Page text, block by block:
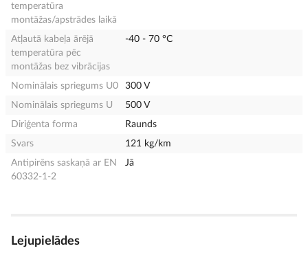
temperatūra
montāžas/apstrādes laikā
Atļautā kabeļa ārējā
temperatūra pēc
montāžas bez vibrācijas
-40 - 70 °C
Nominālais spriegums U0
300 V
Nominālais spriegums U
500 V
Diriģenta forma
Raunds
Svars
121 kg/km
Antipirēns saskaņā ar EN
60332-1-2
Jā
Lejupielādes